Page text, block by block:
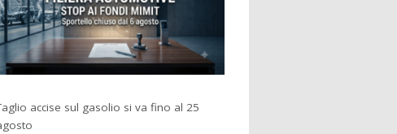
accise sul gasolio si va fino al 25